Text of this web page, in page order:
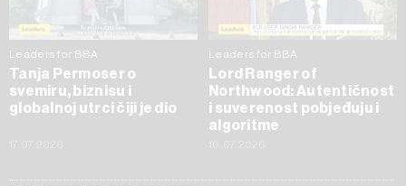
Leaders for BBA
Tanja Permoser o
svemiru, biznisu i
globalnoj utrci čiji je dio
Leaders for BBA
Lord Ranger of
Northwood: Autentičnost
i suverenost pobjeđuju i
algoritme